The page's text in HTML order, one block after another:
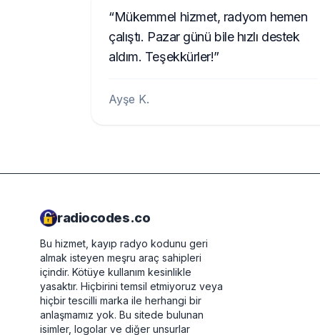
Mükemmel hizmet, radyom hemen
çalıştı. Pazar günü bile hızlı destek
aldım. Teşekkürler!
Ayşe K.
radiocodes.co
Bu hizmet, kayıp radyo kodunu geri
almak isteyen meşru araç sahipleri
içindir. Kötüye kullanım kesinlikle
yasaktır. Hiçbirini temsil etmiyoruz veya
hiçbir tescilli marka ile herhangi bir
anlaşmamız yok. Bu sitede bulunan
isimler, logolar ve diğer unsurlar